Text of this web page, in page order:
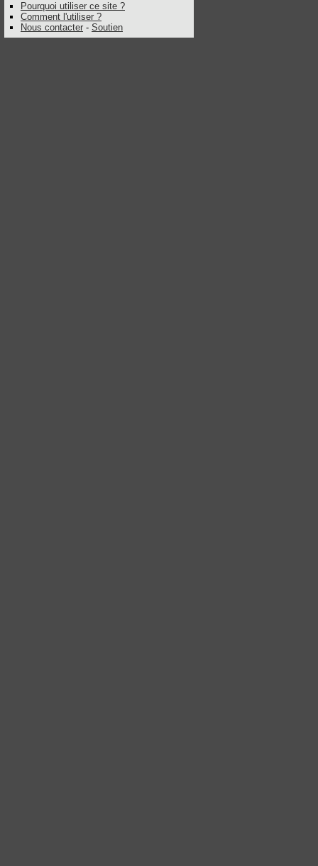
Pourquoi utiliser ce site ?
Comment l'utiliser ?
Nous contacter - Soutien